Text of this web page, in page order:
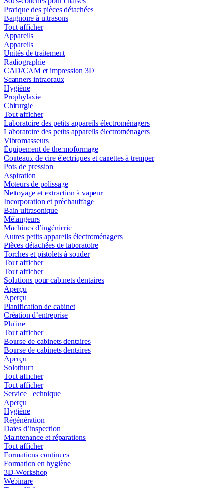
Pratique des pièces détachées
Baignoire à ultrasons
Tout afficher
Appareils
Appareils
Unités de traitement
Radiographie
CAD/CAM et impression 3D
Scanners intraoraux
Hygiène
Prophylaxie
Chirurgie
Tout afficher
Laboratoire des petits appareils électroménagers
Laboratoire des petits appareils électroménagers
Vibromasseurs
Équipement de thermoformage
Couteaux de cire électriques et canettes à tremper
Pots de pression
Aspiration
Moteurs de polissage
Nettoyage et extraction à vapeur
Incorporation et préchauffage
Bain ultrasonique
Mélangeurs
Machines d’ingénierie
Autres petits appareils électroménagers
Pièces détachées de laboratoire
Torches et pistolets à souder
Tout afficher
Tout afficher
Solutions pour cabinets dentaires
Aperçu
Aperçu
Planification de cabinet
Création d’entreprise
Pluline
Tout afficher
Bourse de cabinets dentaires
Bourse de cabinets dentaires
Aperçu
Solothurn
Tout afficher
Tout afficher
Service Technique
Aperçu
Hygiène
Régénération
Dates d’inspection
Maintenance et réparations
Tout afficher
Formations continues
Formation en hygiène
3D-Workshop
Webinare